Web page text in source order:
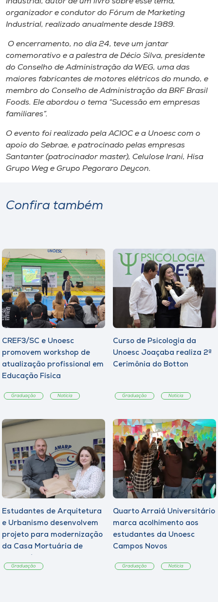
organizador e condutor do Fórum de Marketing
Industrial, realizado anualmente desde 1989.
O encerramento, no dia 24, teve um jantar
comemorativo e a palestra de Décio Silva, presidente
do Conselho de Administração da WEG, uma das
maiores fabricantes de motores elétricos do mundo, e
membro do Conselho de Administração da BRF Brasil
Foods. Ele abordou o tema “Sucessão em empresas
familiares”.
O evento foi realizado pela ACIOC e a Unoesc com o
apoio do Sebrae, e patrocinado pelas empresas
Santanter (patrocinador master), Celulose Irani, Hisa
Grupo Weg e Grupo Pegoraro Deycon.
Confira também
CREF3/SC e Unoesc
promovem workshop de
atualização profissional em
Educação Física
Graduação Notícia
Curso de Psicologia da
Unoesc Joaçaba realiza 2ª
Cerimônia do Botton
Graduação Notícia
Estudantes de Arquitetura
e Urbanismo desenvolvem
projeto para modernização
da Casa Mortuária de
Graduação
Quarto Arraiá Universitário
marca acolhimento aos
estudantes da Unoesc
Campos Novos
Graduação Notícia